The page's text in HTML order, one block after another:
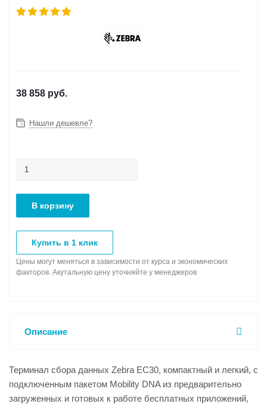
38 858 руб.
Нашли дешевле?
В корзину
Купить в 1 клик
Цены могут меняться в зависимости от курса и экономических
факторов. Акутальную цену уточняйте у менеджеров
Описание
Терминал сбора данных Zebra EC30, компактный и легкий, с
подключенным пакетом Mobility DNA из предварительно
загруженных и готовых к работе бесплатных приложений,